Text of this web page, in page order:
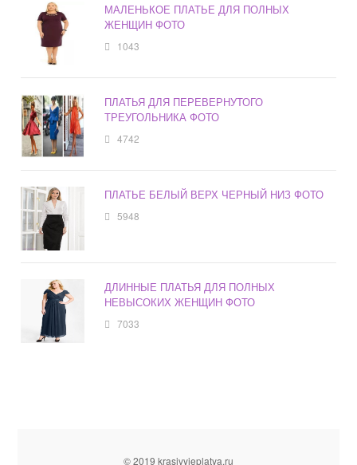
МАЛЕНЬКОЕ ПЛАТЬЕ ДЛЯ ПОЛНЫХ
ЖЕНЩИН ФОТО
1043
ПЛАТЬЯ ДЛЯ ПЕРЕВЕРНУТОГО
ТРЕУГОЛЬНИКА ФОТО
4742
ПЛАТЬЕ БЕЛЫЙ ВЕРХ ЧЕРНЫЙ НИЗ ФОТО
5948
ДЛИННЫЕ ПЛАТЬЯ ДЛЯ ПОЛНЫХ
НЕВЫСОКИХ ЖЕНЩИН ФОТО
7033
© 2019 krasivyieplatya.ru